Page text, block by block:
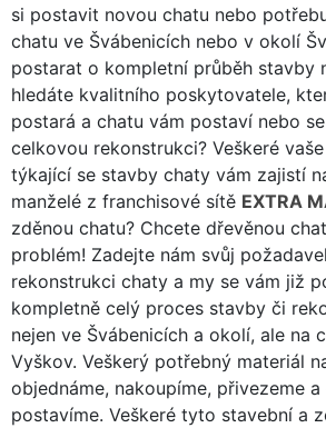
si postavit novou chatu nebo
chatu ve Švábenicích nebo v okolí
postarat o kompletní průběh stavby
hledáte kvalitního poskytovatele,
postará a chatu vám postaví nebo
celkovou rekonstrukci? Veškeré
týkající se stavby chaty vám zajistí
manželé z franchisové sítě EXTRA
zděnou chatu? Chcete dřevěnou
problém! Zadejte nám svůj
rekonstrukci chaty a my se vám již
kompletně celý proces stavby či
nejen ve Švábenicích a okolí, ale na
Vyškov. Veškerý potřebný materiál
objednáme, nakoupíme, přivezeme
postavíme. Veškeré tyto stavební a